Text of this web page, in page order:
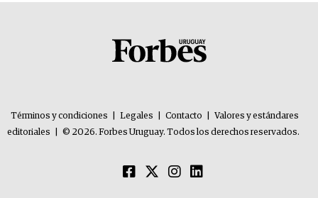
Términos y condiciones Legales Contacto
Valores y estándares
editoriales
© 2026. Forbes Uruguay. Todos los derechos reservados.